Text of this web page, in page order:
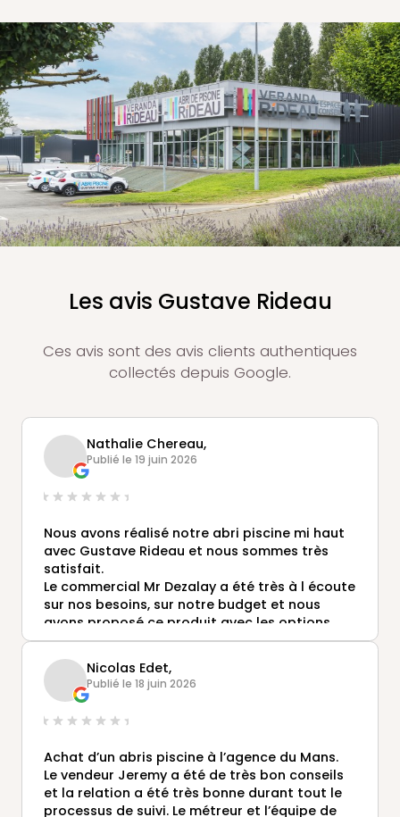
Les avis Gustave Rideau
Ces avis sont des avis clients authentiques
collectés depuis Google.
Nathalie Chereau,
Publié le 19 juin 2026
Nous avons réalisé notre abri piscine mi haut
avec Gustave Rideau et nous sommes très
satisfait.
Le commercial Mr Dezalay a été très à l écoute
sur nos besoins, sur notre budget et nous
avons proposé ce produit avec les options
nécessaires et utiles.
Ensuite, le métreur et les poseurs sont
intervenus l un après l autre le délai a été
respecté.
Une équipe de professionnels avec un
professionnalisme .
Je recommande vivement les produits
Gustave Rideau.
Nicolas Edet,
Publié le 18 juin 2026
Achat d’un abris piscine à l’agence du Mans.
Le vendeur Jeremy a été de très bon conseils
et la relation a été très bonne durant tout le
processus de suivi. Le métreur et l’équipe de